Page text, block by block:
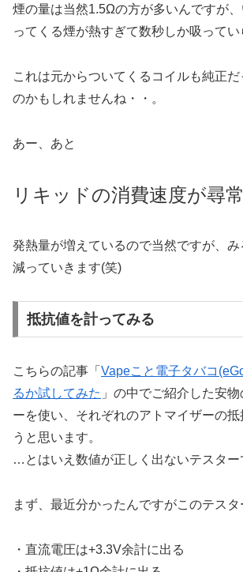
煙の量は当然1.5Ωの方が多いんですが
ってくる煙が熱すぎて数秒しか吸ってい
これは元からついてくるコイルも純正
のかもしれませんね・・。
あー、あと
リキッドの消費速度が尋
発熱量が増えているので当然ですが、
減っていきます(笑)
抵抗値を計ってみる
こちらの記事「 Vapeこと電子タバコ
るか試してみた 」の中でご紹介した安
ーを使い、それぞれのアトマイザーの抵
うと思います。
…とはいえ数値が正しく出ないテスター
まず、最近分かったんですがこのテスタ
・直流電圧は+3.3V余計に出る